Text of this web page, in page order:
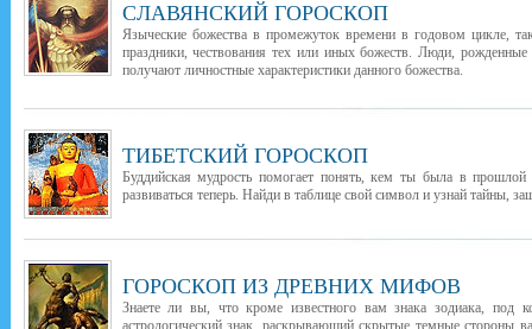
СЛАВЯНСКИЙ ГОРОСКОП
Языческие божества в промежуток времени в годовом цикле,
праздники, чествования тех или иных божеств. Люди,
получают личностные характеристики данного божества.
ТИБЕТСКИЙ ГОРОСКОП
Буддийская мудрость помогает понять, кем ты была в
развиваться теперь. Найди в таблице свой символ и узнай тайны,
ГОРОСКОП ИЗ ДРЕВНИХ МИФОВ
Знаете ли вы, что кроме известного вам знака зодиака, под
астрологический знак, раскрывающий скрытые темные стороны